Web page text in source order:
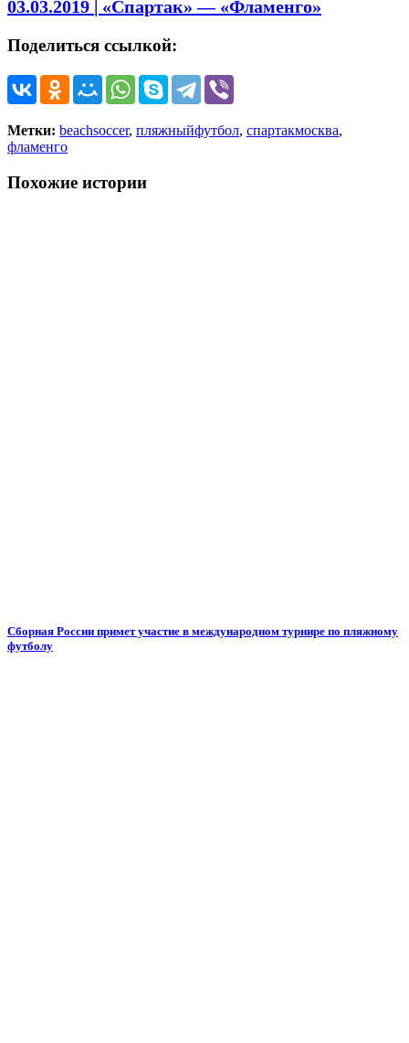
03.03.2019 | «Спартак» — «Фламенго»
Поделиться ссылкой:
Метки: beachsoccer, пляжныйфутбол, спартакмосква,
фламенго
Похожие истории
Сборная России примет участие в международном турнире по пляжному
футболу